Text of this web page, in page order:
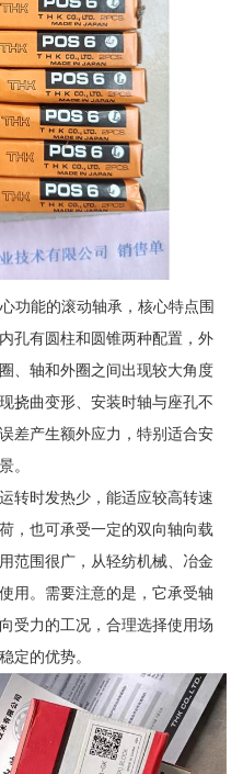
功能的滚动轴承，核心特点围
孔有圆柱和圆锥两种配置，外
、轴和外圈之间出现较大角度
挠曲变形、安装时轴与座孔不
差产生额外应力，特别适合安
。
转时发热少，能适应较高转速
，也可承受一定的双向轴向载
范围很广，从轻纺机械、冶金
用。需要注意的是，它承受轴
受力的工况，合理选择使用场
定的优势。